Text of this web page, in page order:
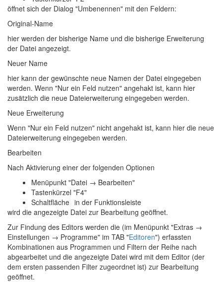
öffnet sich der Dialog "Umbenennen" mit den Feldern:
Original-Name
hier werden der bisherige Name und die bisherige Erweiterung
der Datei angezeigt.
Neuer Name
hier kann der gewünschte neue Namen der Datei eingegeben
werden. Wenn "Nur ein Feld nutzen" angehakt ist, kann hier
zusätzlich die neue Dateierweiterung eingegeben werden.
Neue Erweiterung
Wenn "Nur ein Feld nutzen" nicht angehakt ist, kann hier die neue
Dateierweiterung eingegeben werden.
Bearbeiten
Nach Aktivierung einer der folgenden Optionen
Menüpunkt "Datei → Bearbeiten"
Tastenkürzel "F4"
Schaltfläche in der Funktionsleiste
wird die angezeigte Datei zur Bearbeitung geöffnet.
Zur Findung des Editors werden die (im Menüpunkt "Extras →
Einstellungen → Programme" im TAB "Editoren") erfassten
Kombinationen aus Programmen und Filtern der Reihe nach
abgearbeitet und die angezeigte Datei wird mit dem Editor (der
dem ersten passenden Filter zugeordnet ist) zur Bearbeitung
geöffnet.